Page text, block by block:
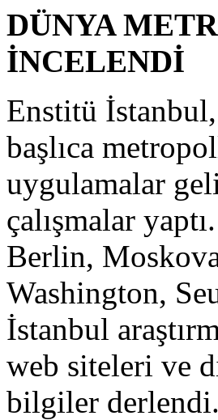
DÜNYA
İNCELENDİ
Enstitü İstanbul,
başlıca
uygulamalar
çalışmalar
Berlin,
Washington,
İstanbul
web siteleri ve
bilgiler derlendi.